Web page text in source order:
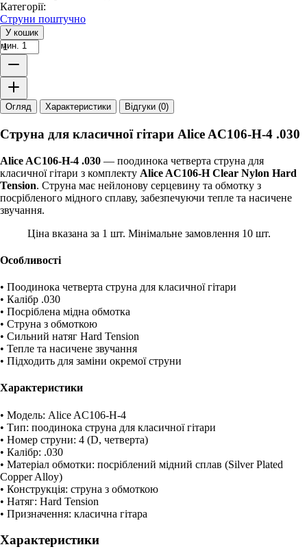
Категорії:
Струни поштучно
У кошик
мин. 1
Огляд Характеристики Відгуки (0)
Струна для класичної гітари Alice AC106-H-4 .030
Alice AC106-H-4 .030 — поодинока четверта струна для
класичної гітари з комплекту Alice AC106-H Clear Nylon Hard
Tension. Струна має нейлонову серцевину та обмотку з
посрібленого мідного сплаву, забезпечуючи тепле та насичене
звучання.
Ціна вказана за 1 шт. Мінімальне замовлення 10 шт.
Особливості
• Поодинока четверта струна для класичної гітари
• Калібр .030
• Посріблена мідна обмотка
• Струна з обмоткою
• Сильний натяг Hard Tension
• Тепле та насичене звучання
• Підходить для заміни окремої струни
Характеристики
• Модель: Alice AC106-H-4
• Тип: поодинока струна для класичної гітари
• Номер струни: 4 (D, четверта)
• Калібр: .030
• Матеріал обмотки: посріблений мідний сплав (Silver Plated
Copper Alloy)
• Конструкція: струна з обмоткою
• Натяг: Hard Tension
• Призначення: класична гітара
Характеристики